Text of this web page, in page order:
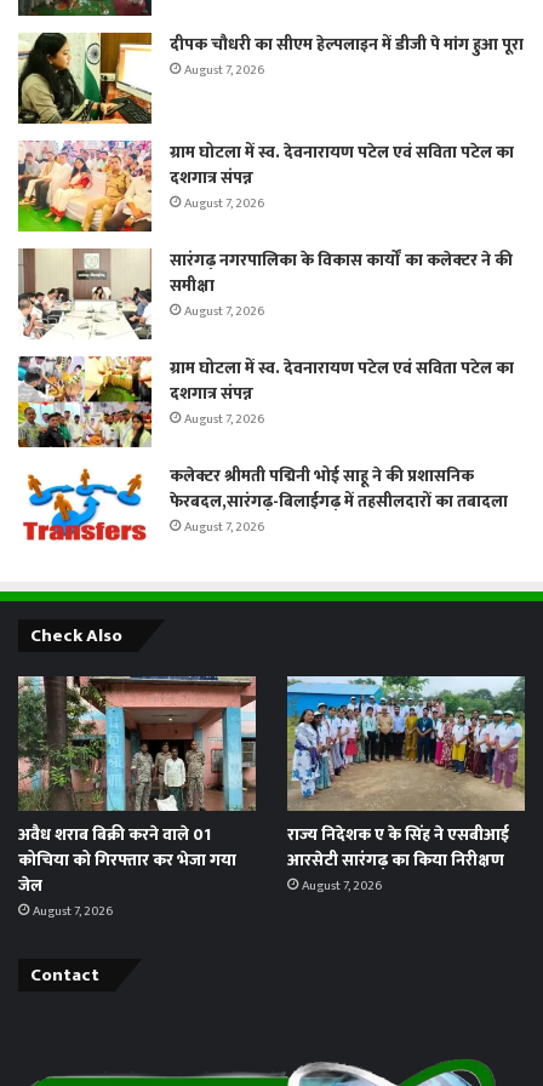
दीपक चौधरी का सीएम हेल्पलाइन में डीजी पे मांग हुआ पूरा
August 7, 2026
ग्राम घोटला में स्व. देवनारायण पटेल एवं सविता पटेल का
दशगात्र संपन्न
August 7, 2026
सारंगढ़ नगरपालिका के विकास कार्यों का कलेक्टर ने की
समीक्षा
August 7, 2026
ग्राम घोटला में स्व. देवनारायण पटेल एवं सविता पटेल का
दशगात्र संपन्न
August 7, 2026
कलेक्टर श्रीमती पद्मिनी भोई साहू ने की प्रशासनिक
फेरबदल,सारंगढ़-बिलाईगढ़ में तहसीलदारों का तबादला
August 7, 2026
Check Also
अवैध शराब बिक्री करने वाले 01
कोचिया को गिरफ्तार कर भेजा गया
जेल
August 7, 2026
राज्य निदेशक ए के सिंह ने एसबीआई
आरसेटी सारंगढ़ का किया निरीक्षण
August 7, 2026
Contact